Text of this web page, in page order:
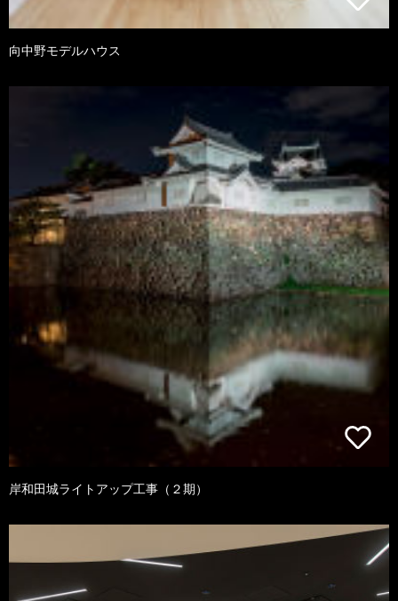
向中野モデルハウス
岸和田城ライトアップ工事（２期）